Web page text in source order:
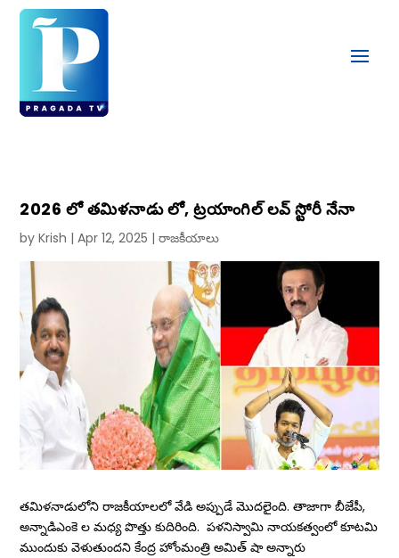
2026 లో తమిళనాడు లో, ట్రయాంగిల్ లవ్ స్టోరీ నేనా
byKrish |Apr 12, 2025 |రాజకీయాలు
తమిళనాడులోని రాజకీయాలలో వేడి అప్పుడే మొదలైంది. తాజాగా బీజేపీ,
అన్నాడిఎంకె ల మధ్య పొత్తు కుదిరింది. పళనిస్వామి నాయకత్వంలో కూటమి
ముందుకు వెళుతుందని కేంద్ర హోంమంత్రి అమిత్ షా అన్నారు